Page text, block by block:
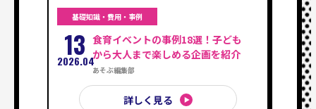
基礎知識・費用・事例
13
2026.04
食育イベントの事例18選！子ども
から大人まで楽しめる企画を紹介
あそぶ編集部
詳しく見る